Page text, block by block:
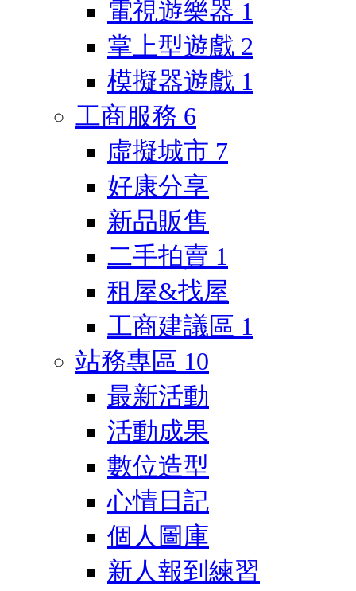
電視遊樂器 1
掌上型遊戲 2
模擬器遊戲 1
工商服務 6
虛擬城市 7
好康分享
新品販售
二手拍賣 1
租屋&找屋
工商建議區 1
站務專區 10
最新活動
活動成果
數位造型
心情日記
個人圖庫
新人報到練習